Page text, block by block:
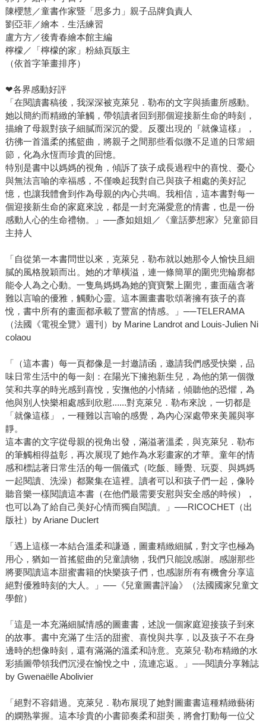
陳櫻慧／童書作家暨「思多力」親子品牌負責人
劉亞菲／繪本．生活練習
盧方方／後青春繪本館主編
檸檬／「檸檬的家」粉絲頁版主
（依首字筆畫排序）
❤各界感動好評
「在閱讀書稿後，我深深被克萊兒．勒布的文字與插畫所感動。
她以簡約而精緻的筆觸，帶領讀者回到那個迎接新生命的時刻，
描繪了母親對孩子細膩而深沉的愛。反覆出現的『就像這樣』，
彷彿一首溫柔的搖籃曲，將親子之間那些看似微不足道的日常細
節，化為永恆而珍貴的回憶。
特別是書中以媽媽的視角，傾訴了孩子成長過程中的喜悅、憂心
與無法言喻的幸福感，不僅喚起我對自己與孩子相處的美好記
憶，也讓我體會到作為母親的內心共鳴。我相信，這本書對每一
個迎接新生命的家庭來說，都是一封充滿愛意的情書，也是一份
感動人心的生命禮物。」──彥如姐姐／《童話夢想家》兒童節目
主持人
「自從第一本書問世以來，克萊兒．勒布就以她那令人愉快且細
膩的風格脫穎而出。她的才華橫溢，連一條簡單的圍兜兜輪廓都
能令人為之心動。一隻鳥媽媽為她的寶寶繫上圍兜，畫面蘊含著
難以言喻的優雅，觸動心靈。這本圖畫書歌頌著擁有孩子的喜
悅，書中所有的畫面都承載了豐富的情感。」──TELERAMA
（法國《電視全覽》週刊）by Marine Landrot and Louis-Julien Ni
colaou
「（這本書）每一頁都像是一封邀請函，邀請我們感受快樂，品
味日常生活中的每一刻：在陽光下擁抱新生兒，為他的第一個微
笑和共享的時光感到喜悅，安撫他的小情緒，傾聽他的恐懼，為
他與別人快樂相處感到欣慰......對克萊兒．勒布來說，一切都是
「就像這樣」，一種難以言喻的感覺，為內心深處帶來美麗與寧
靜。
這本書的文字從母親的視角出發，滿溢著溫柔，與克萊兒．勒布
的筆觸相得益彰，再次展現了她作為水彩畫家的才華。童年的情
感和標誌著日常生活的每一個儀式（吃飯、睡覺、玩耍、與媽媽
一起閱讀、洗澡）都聚集在這裡。讀者可以和孩子們一起，像聆
聽音樂一樣閱讀這本書（在他們最需要安慰與安全感的時候），
也可以為了給自己美好心情而獨自閱讀。」──RICOCHET（出
版社）by Ariane Duclert
「遇上這樣一本結合溫柔和謙遜，圖畫精緻細膩，對文字也極為
用心，猶如一首搖籃曲的兒童讀物，我們只能說感謝。感謝那些
將要閱讀這本甜蜜書籍的快樂孩子們，也感謝所有有機會分享這
絕對優雅時刻的大人。」──《兒童圖書評論》（法國國家兒童文
學館）
「這是一本充滿細膩情感的圖畫書，述說一個家庭迎接孩子到來
的故事。書中充滿了生活的甜蜜、喜悅與共享，以及孩子不在身
邊時的想像時刻，還有滿滿的溫柔和詩意。克萊兒·勒布精緻的水
彩插圖帶領我們沉浸在愉悅之中，流連忘返。」──閱讀分享雜誌
by Gwenaëlle Abolivier
「絕對不容錯過。克萊兒．勒布展現了她對圖畫書這種精緻藝術
的嫻熟掌握。這本珍貴的小書節奏柔和甜美，將會打動每一位父